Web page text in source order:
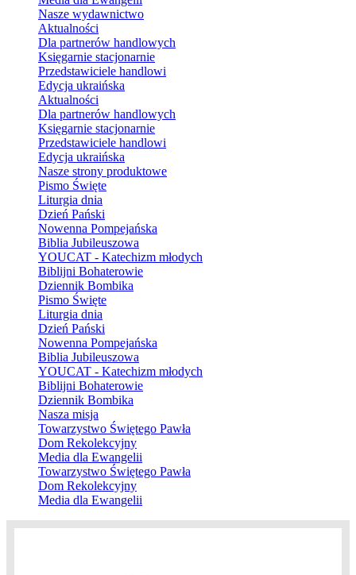
Nasze wydawnictwo
Aktualności
Dla partnerów handlowych
Księgarnie stacjonarnie
Przedstawiciele handlowi
Edycja ukraińska
Aktualności
Dla partnerów handlowych
Księgarnie stacjonarnie
Przedstawiciele handlowi
Edycja ukraińska
Nasze strony produktowe
Pismo Święte
Liturgia dnia
Dzień Pański
Nowenna Pompejańska
Biblia Jubileuszowa
YOUCAT - Katechizm młodych
Biblijni Bohaterowie
Dziennik Bombika
Pismo Święte
Liturgia dnia
Dzień Pański
Nowenna Pompejańska
Biblia Jubileuszowa
YOUCAT - Katechizm młodych
Biblijni Bohaterowie
Dziennik Bombika
Nasza misja
Towarzystwo Świętego Pawła
Dom Rekolekcyjny
Media dla Ewangelii
Towarzystwo Świętego Pawła
Dom Rekolekcyjny
Media dla Ewangelii